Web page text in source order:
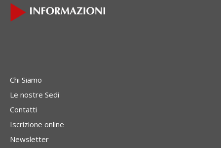
Chi Siamo
Le nostre Sedi
Contatti
Iscrizione online
Newsletter